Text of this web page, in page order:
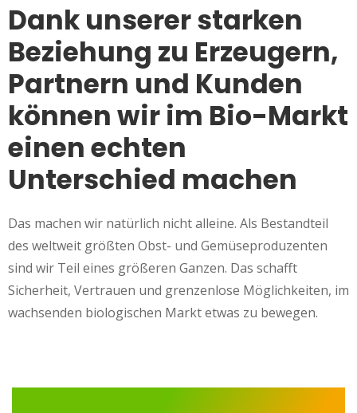
Dank unserer starken
Beziehung zu Erzeugern,
Partnern und Kunden
können wir im Bio-Markt
einen echten
Unterschied machen
Das machen wir natürlich nicht alleine. Als Bestandteil
des weltweit größten Obst- und Gemüseproduzenten
sind wir Teil eines größeren Ganzen. Das schafft
Sicherheit, Vertrauen und grenzenlose Möglichkeiten, im
wachsenden biologischen Markt etwas zu bewegen.